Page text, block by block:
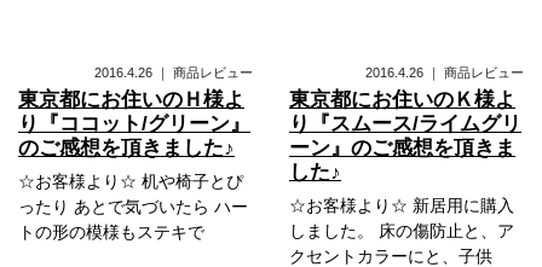
2016.4.26 ｜ 商品レビュー
東京都にお住いのＨ様よ
り『ココット/グリーン』
のご感想を頂きました♪
☆お客様より☆ 机や椅子とぴ
ったり あとで気づいたら ハー
トの形の模様もステキで
2016.4.26 ｜ 商品レビュー
東京都にお住いのＫ様よ
り『スムース/ライムグリ
ーン』のご感想を頂きま
した♪
☆お客様より☆ 新居用に購入
しました。 床の傷防止と、ア
クセントカラーにと、子供